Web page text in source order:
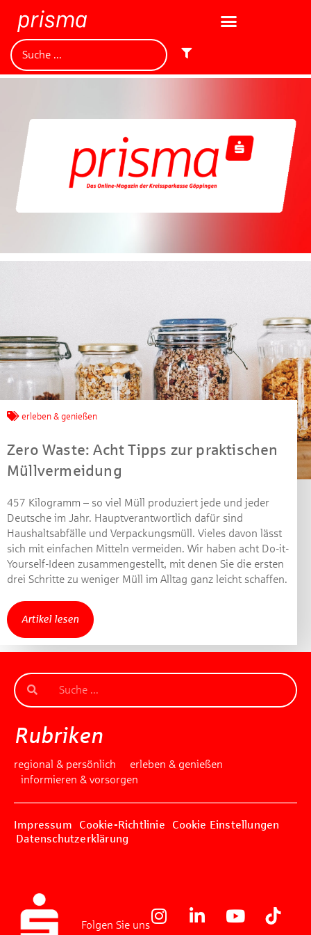
erleben & genießen
Zero Waste: Acht Tipps zur praktischen
Müllvermeidung
457 Kilogramm – so viel Müll produziert jede und jeder
Deutsche im Jahr. Hauptverantwortlich dafür sind
Haushaltsabfälle und Verpackungsmüll. Vieles davon lässt
sich mit einfachen Mitteln vermeiden. Wir haben acht Do-it-
Yourself-Ideen zusammengestellt, mit denen Sie die ersten
drei Schritte zu weniger Müll im Alltag ganz leicht schaffen.
Artikel lesen
Rubriken
regional & persönlich
erleben & genießen
informieren & vorsorgen
Impressum Cookie-Richtlinie
Cookie Einstellungen
Datenschutzerklärung
Folgen Sie uns
Jetzt mitmachen und
Machen Sie mit bei unserem Gewinnspiel! Bis 31.
Dezember 2021 verlosen wir 10 Gutscheine des
Treffpunkt Gold der Kreissparkasse Göppingen im Wert
Beantworten Sie einfach folgende Frage:
Welches Jubiläum feiert die Kreissparkasse
Göppingen in diesem Jahr?